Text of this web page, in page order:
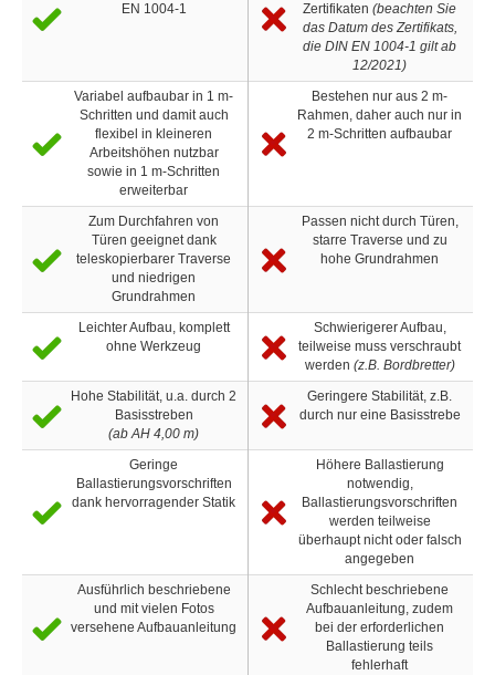
EN 1004-1
Zertifikaten (beachten Sie
das Datum des Zertifikats,
die DIN EN 1004-1 gilt ab
12/2021)
Variabel aufbaubar in 1 m-
Schritten und damit auch
flexibel in kleineren
Arbeitshöhen nutzbar
sowie in 1 m-Schritten
erweiterbar
Bestehen nur aus 2 m-
Rahmen, daher auch nur in
2 m-Schritten aufbaubar
Zum Durchfahren von
Türen geeignet dank
teleskopierbarer Traverse
und niedrigen
Grundrahmen
Passen nicht durch Türen,
starre Traverse und zu
hohe Grundrahmen
Leichter Aufbau, komplett
ohne Werkzeug
Schwierigerer Aufbau,
teilweise muss verschraubt
werden (z.B. Bordbretter)
Hohe Stabilität, u.a. durch 2
Basisstreben
(ab AH 4,00 m)
Geringere Stabilität, z.B.
durch nur eine Basisstrebe
Geringe
Ballastierungsvorschriften
dank hervorragender Statik
Höhere Ballastierung
notwendig,
Ballastierungsvorschriften
werden teilweise
überhaupt nicht oder falsch
angegeben
Ausführlich beschriebene
und mit vielen Fotos
versehene Aufbauanleitung
Schlecht beschriebene
Aufbauanleitung, zudem
bei der erforderlichen
Ballastierung teils
fehlerhaft